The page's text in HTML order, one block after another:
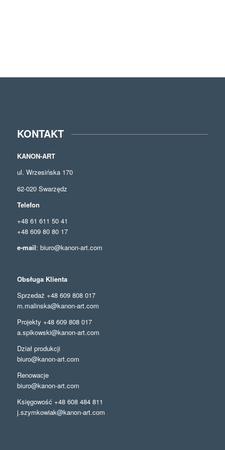
KONTAKT
KANON-ART
ul. Wrzesińska 170
62-020 Swarzędz
Telefon
+48 61 611 50 41
+48 609 80 80 17
e-mail: biuro@kanon-art.com
Obsługa Klienta
Sprzedaż +48 609 808 017
m.malinska@kanon-art.com
Projekty +48 609 808 017
a.spikowski@kanon-art.com
Dział produkcji
biuro@kanon-art.com
Renowacje
biuro@kanon-art.com
Księgowość +48 608 484 811
j.szymkowiak@kanon-art.com